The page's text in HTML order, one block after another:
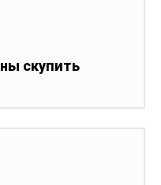
скупить